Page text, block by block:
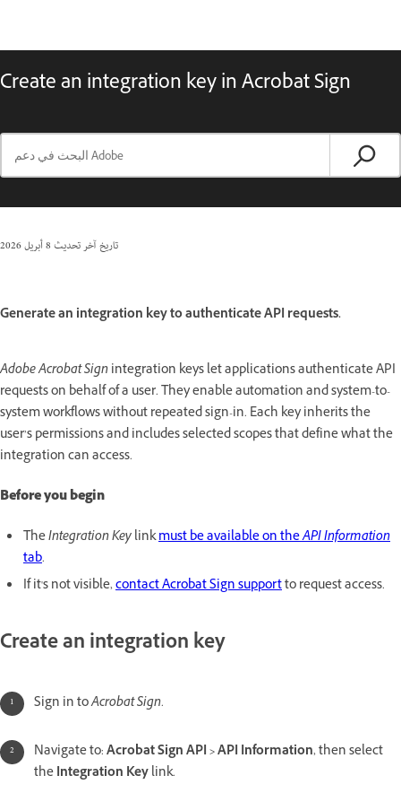
Create an integration key in Acrobat Sign
تاريخ آخر تحديث8 أبريل 2026
Generate an integration key to authenticate API requests.
Adobe Acrobat Signintegration keys let applications authenticate API
requests on behalf of a user. They enable automation and system-to-
system workflows without repeated sign-in. Each key inherits the
user’s permissions and includes selected scopes that define what the
integration can access.
Before you begin
TheIntegration Keylinkmust be available on theAPI Information
tab.
If it's not visible,contact Acrobat Sign supportto request access.
Create an integration key
Sign in toAcrobat Sign.
Navigate to:Acrobat Sign API > API Information, then select
theIntegration Keylink.